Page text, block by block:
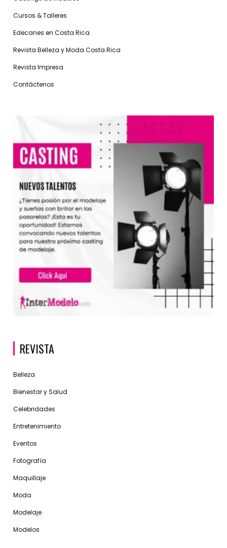
Cursos & Talleres
Edecanes en Costa Rica
Revista Belleza y Moda Costa Rica
Revista Impresa
Contáctenos
REVISTA
Belleza
Bienestar y Salud
Celebridades
Entretenimiento
Eventos
Fotografía
Maquillaje
Moda
Modelaje
Modelos